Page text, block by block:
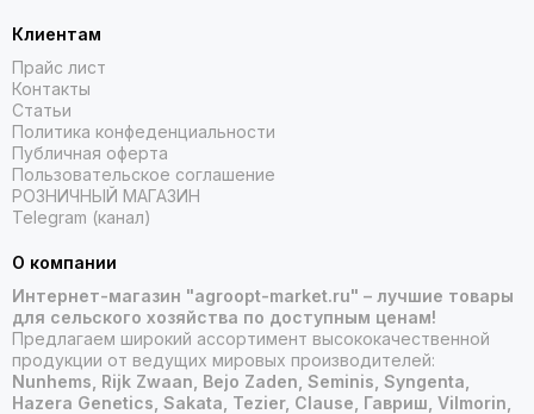
Клиентам
Прайс лист
Контакты
Статьи
Политика конфеденциальности
Публичная оферта
Пользовательское соглашение
РОЗНИЧНЫЙ МАГАЗИН
Telegram (канал)
О компании
Интернет-магазин "agroopt-market.ru" – лучшие товары
для сельского хозяйства по доступным ценам!
Предлагаем широкий ассортимент высококачественной
продукции от ведущих мировых производителей:
Nunhems, Rijk Zwaan, Bejo Zaden, Seminis, Syngenta,
Hazera Genetics, Sakata, Tezier, Clause, Гавриш, Vilmorin,